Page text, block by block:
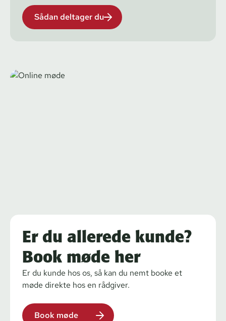
Sådan deltager du
Er du allerede kunde?
Book møde her
Er du kunde hos os, så kan du nemt booke et
møde direkte hos en rådgiver.
Book møde